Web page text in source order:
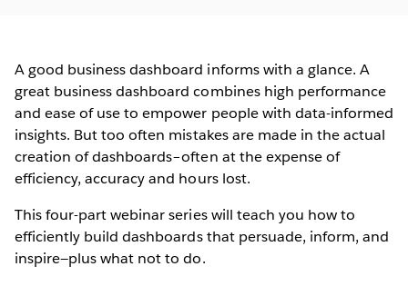
A good business dashboard informs with a glance. A
great business dashboard combines high performance
and ease of use to empower people with data-informed
insights. But too often mistakes are made in the actual
creation of dashboards–often at the expense of
efficiency, accuracy and hours lost.
This four-part webinar series will teach you how to
efficiently build dashboards that persuade, inform, and
inspire—plus what not to do.